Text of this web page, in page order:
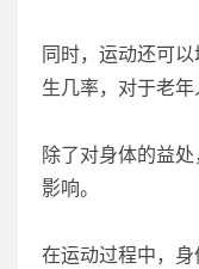
同时，运动还可
生几率，对于老年
除了对身体的益
影响。
在运动过程中，